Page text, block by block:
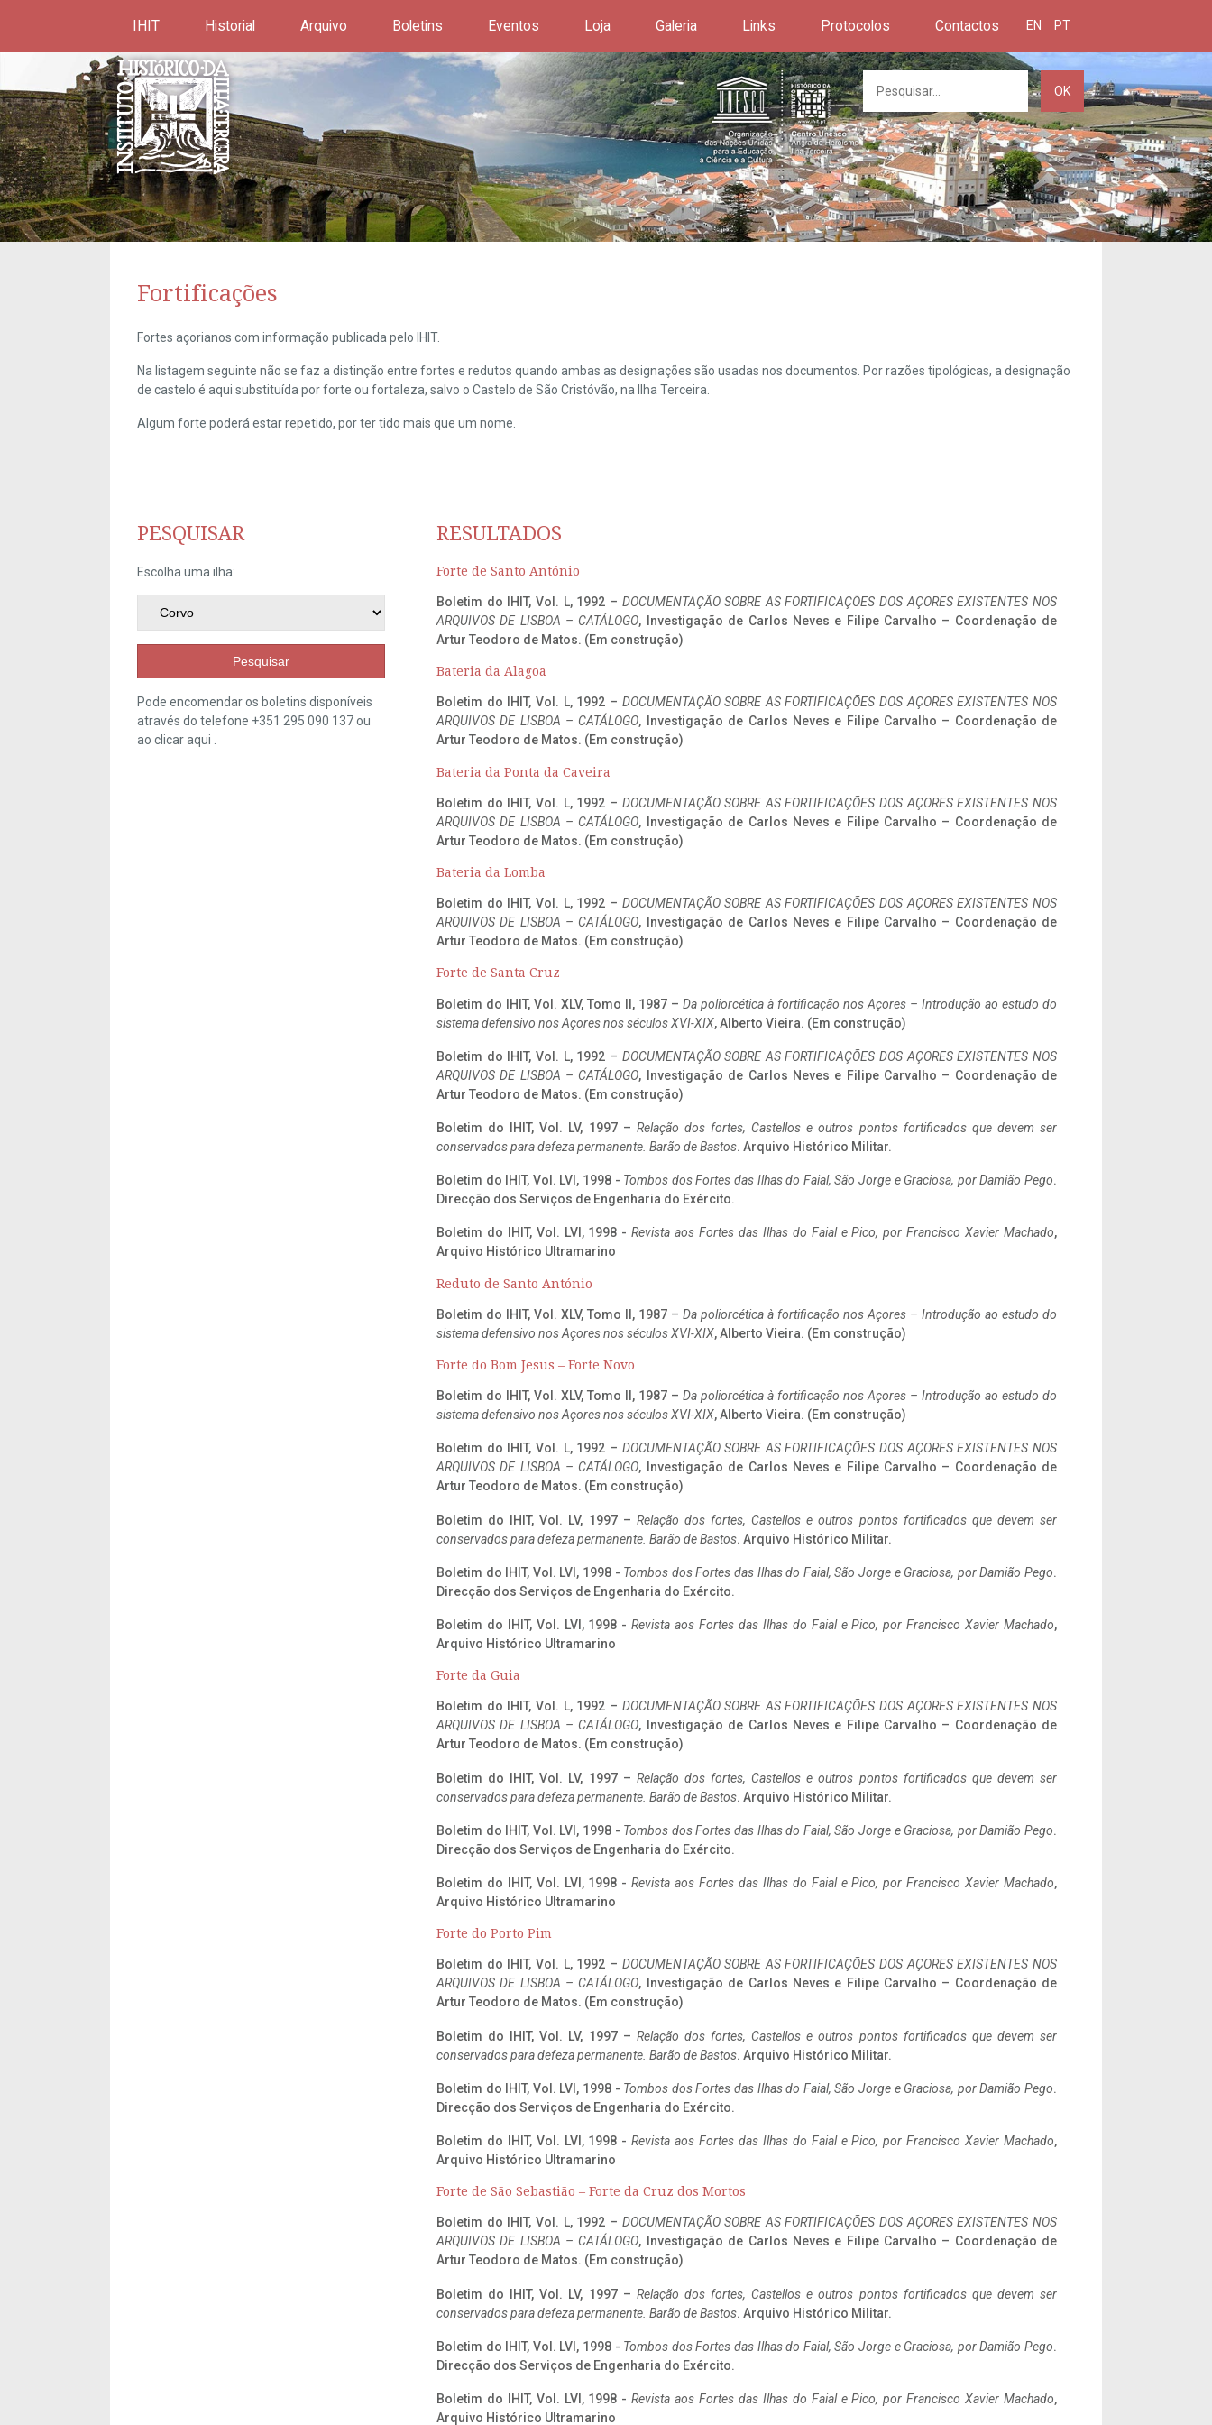
IHIT Historial Arquivo Boletins Eventos Loja Galeria Links Protocolos Contactos EN PT
OK
Fortificações
Fortes açorianos com informação publicada pelo IHIT.
Na listagem seguinte não se faz a distinção entre fortes e redutos quando ambas as designações são usadas nos documentos. Por razões tipológicas, a designação
de castelo é aqui substituída por forte ou fortaleza, salvo o Castelo de São Cristóvão, na Ilha Terceira.
Algum forte poderá estar repetido, por ter tido mais que um nome.
PESQUISAR
Escolha uma ilha:
Pesquisar
Pode encomendar os boletins disponíveis
através do telefone +351 295 090 137 ou
ao clicaraqui
RESULTADOS
Forte de Santo António
Boletim do IHIT, Vol. L, 1992 – DOCUMENTAÇÃO SOBRE AS FORTIFICAÇÕES DOS AÇORES EXISTENTES NOS
ARQUIVOS DE LISBOA – CATÁLOGO, Investigação de Carlos Neves e Filipe Carvalho – Coordenação de
Artur Teodoro de Matos. (Em construção)
Bateria da Alagoa
Boletim do IHIT, Vol. L, 1992 – DOCUMENTAÇÃO SOBRE AS FORTIFICAÇÕES DOS AÇORES EXISTENTES NOS
ARQUIVOS DE LISBOA – CATÁLOGO, Investigação de Carlos Neves e Filipe Carvalho – Coordenação de
Artur Teodoro de Matos. (Em construção)
Bateria da Ponta da Caveira
Boletim do IHIT, Vol. L, 1992 – DOCUMENTAÇÃO SOBRE AS FORTIFICAÇÕES DOS AÇORES EXISTENTES NOS
ARQUIVOS DE LISBOA – CATÁLOGO, Investigação de Carlos Neves e Filipe Carvalho – Coordenação de
Artur Teodoro de Matos. (Em construção)
Bateria da Lomba
Boletim do IHIT, Vol. L, 1992 – DOCUMENTAÇÃO SOBRE AS FORTIFICAÇÕES DOS AÇORES EXISTENTES NOS
ARQUIVOS DE LISBOA – CATÁLOGO, Investigação de Carlos Neves e Filipe Carvalho – Coordenação de
Artur Teodoro de Matos. (Em construção)
Forte de Santa Cruz
Boletim do IHIT, Vol. XLV, Tomo II, 1987 – Da poliorcética à fortificação nos Açores – Introdução ao estudo do
sistema defensivo nos Açores nos séculos XVI-XIX, Alberto Vieira. (Em construção)
Boletim do IHIT, Vol. L, 1992 – DOCUMENTAÇÃO SOBRE AS FORTIFICAÇÕES DOS AÇORES EXISTENTES NOS
ARQUIVOS DE LISBOA – CATÁLOGO, Investigação de Carlos Neves e Filipe Carvalho – Coordenação de
Artur Teodoro de Matos. (Em construção)
Boletim do IHIT, Vol. LV, 1997 – Relação dos fortes, Castellos e outros pontos fortificados que devem ser
conservados para defeza permanente. Barão de Bastos. Arquivo Histórico Militar.
Boletim do IHIT, Vol. LVI, 1998 - Tombos dos Fortes das Ilhas do Faial, São Jorge e Graciosa, por Damião Pego.
Direcção dos Serviços de Engenharia do Exército.
Boletim do IHIT, Vol. LVI, 1998 -Revista aos Fortes das Ilhas do Faial e Pico, por Francisco Xavier Machado,
Arquivo Histórico Ultramarino
Reduto de Santo António
Boletim do IHIT, Vol. XLV, Tomo II, 1987 – Da poliorcética à fortificação nos Açores – Introdução ao estudo do
sistema defensivo nos Açores nos séculos XVI-XIX, Alberto Vieira. (Em construção)
Forte do Bom Jesus – Forte Novo
Boletim do IHIT, Vol. XLV, Tomo II, 1987 – Da poliorcética à fortificação nos Açores – Introdução ao estudo do
sistema defensivo nos Açores nos séculos XVI-XIX, Alberto Vieira. (Em construção)
Boletim do IHIT, Vol. L, 1992 – DOCUMENTAÇÃO SOBRE AS FORTIFICAÇÕES DOS AÇORES EXISTENTES NOS
ARQUIVOS DE LISBOA – CATÁLOGO, Investigação de Carlos Neves e Filipe Carvalho – Coordenação de
Artur Teodoro de Matos. (Em construção)
Boletim do IHIT, Vol. LV, 1997 – Relação dos fortes, Castellos e outros pontos fortificados que devem ser
conservados para defeza permanente. Barão de Bastos. Arquivo Histórico Militar.
Boletim do IHIT, Vol. LVI, 1998 - Tombos dos Fortes das Ilhas do Faial, São Jorge e Graciosa, por Damião Pego.
Direcção dos Serviços de Engenharia do Exército.
Boletim do IHIT, Vol. LVI, 1998 -Revista aos Fortes das Ilhas do Faial e Pico, por Francisco Xavier Machado,
Arquivo Histórico Ultramarino
Forte da Guia
Boletim do IHIT, Vol. L, 1992 – DOCUMENTAÇÃO SOBRE AS FORTIFICAÇÕES DOS AÇORES EXISTENTES NOS
ARQUIVOS DE LISBOA – CATÁLOGO, Investigação de Carlos Neves e Filipe Carvalho – Coordenação de
Artur Teodoro de Matos. (Em construção)
Boletim do IHIT, Vol. LV, 1997 – Relação dos fortes, Castellos e outros pontos fortificados que devem ser
conservados para defeza permanente. Barão de Bastos. Arquivo Histórico Militar.
Boletim do IHIT, Vol. LVI, 1998 - Tombos dos Fortes das Ilhas do Faial, São Jorge e Graciosa, por Damião Pego.
Direcção dos Serviços de Engenharia do Exército.
Boletim do IHIT, Vol. LVI, 1998 -Revista aos Fortes das Ilhas do Faial e Pico, por Francisco Xavier Machado,
Arquivo Histórico Ultramarino
Forte do Porto Pim
Boletim do IHIT, Vol. L, 1992 – DOCUMENTAÇÃO SOBRE AS FORTIFICAÇÕES DOS AÇORES EXISTENTES NOS
ARQUIVOS DE LISBOA – CATÁLOGO, Investigação de Carlos Neves e Filipe Carvalho – Coordenação de
Artur Teodoro de Matos. (Em construção)
Boletim do IHIT, Vol. LV, 1997 – Relação dos fortes, Castellos e outros pontos fortificados que devem ser
conservados para defeza permanente. Barão de Bastos. Arquivo Histórico Militar.
Boletim do IHIT, Vol. LVI, 1998 - Tombos dos Fortes das Ilhas do Faial, São Jorge e Graciosa, por Damião Pego.
Direcção dos Serviços de Engenharia do Exército.
Boletim do IHIT, Vol. LVI, 1998 -Revista aos Fortes das Ilhas do Faial e Pico, por Francisco Xavier Machado,
Arquivo Histórico Ultramarino
Forte de São Sebastião – Forte da Cruz dos Mortos
Boletim do IHIT, Vol. L, 1992 – DOCUMENTAÇÃO SOBRE AS FORTIFICAÇÕES DOS AÇORES EXISTENTES NOS
ARQUIVOS DE LISBOA – CATÁLOGO, Investigação de Carlos Neves e Filipe Carvalho – Coordenação de
Artur Teodoro de Matos. (Em construção)
Boletim do IHIT, Vol. LV, 1997 – Relação dos fortes, Castellos e outros pontos fortificados que devem ser
conservados para defeza permanente. Barão de Bastos. Arquivo Histórico Militar.
Boletim do IHIT, Vol. LVI, 1998 - Tombos dos Fortes das Ilhas do Faial, São Jorge e Graciosa, por Damião Pego.
Direcção dos Serviços de Engenharia do Exército.
Boletim do IHIT, Vol. LVI, 1998 -Revista aos Fortes das Ilhas do Faial e Pico, por Francisco Xavier Machado,
Arquivo Histórico Ultramarino